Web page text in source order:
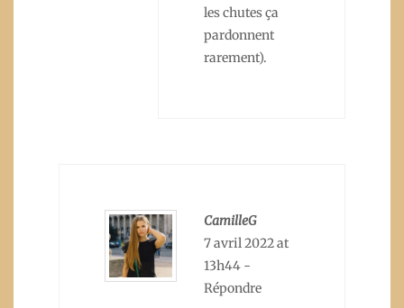
les chutes ça
pardonnent
rarement).
CamilleG
7 avril 2022 at
13h44 -
Répondre